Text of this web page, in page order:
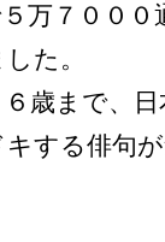
万７０００
た。
歳まで、
キする俳句